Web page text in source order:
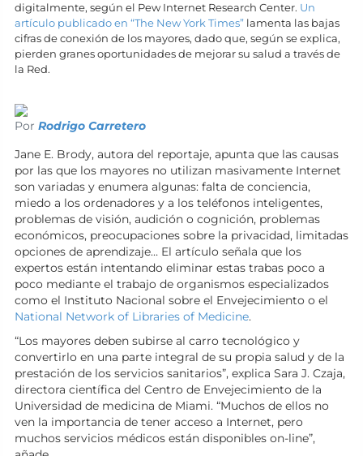
digitalmente, según el Pew Internet Research Center. Un
artículo publicado en “The New York Times” lamenta las bajas
cifras de conexión de los mayores, dado que, según se explica,
pierden granes oportunidades de mejorar su salud a través de
la Red.
Por Rodrigo Carretero
Jane E. Brody, autora del reportaje, apunta que las causas
por las que los mayores no utilizan masivamente Internet
son variadas y enumera algunas: falta de conciencia,
miedo a los ordenadores y a los teléfonos inteligentes,
problemas de visión, audición o cognición, problemas
económicos, preocupaciones sobre la privacidad, limitadas
opciones de aprendizaje… El artículo señala que los
expertos están intentando eliminar estas trabas poco a
poco mediante el trabajo de organismos especializados
como el Instituto Nacional sobre el Envejecimiento o el
National Network of Libraries of Medicine.
“Los mayores deben subirse al carro tecnológico y
convertirlo en una parte integral de su propia salud y de la
prestación de los servicios sanitarios”, explica Sara J. Czaja,
directora científica del Centro de Envejecimiento de la
Universidad de medicina de Miami. “Muchos de ellos no
ven la importancia de tener acceso a Internet, pero
muchos servicios médicos están disponibles on-line”,